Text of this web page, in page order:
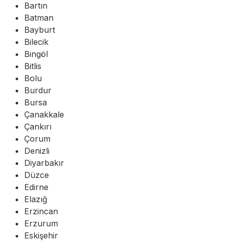
Bartın
Batman
Bayburt
Bilecik
Bingöl
Bitlis
Bolu
Burdur
Bursa
Çanakkale
Çankırı
Çorum
Denizli
Diyarbakır
Düzce
Edirne
Elazığ
Erzincan
Erzurum
Eskişehir